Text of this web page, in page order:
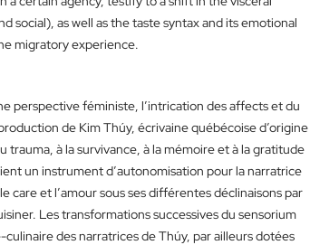
social), as well as the taste syntax and its emotional
migratory experience.
perspective féministe, l’intrication des affects et du
de Kim Thúy, écrivaine québécoise d’origine
trauma, à la survivance, à la mémoire et à la gratitude
un instrument d’autonomisation pour la narratrice
care et l’amour sous ses différentes déclinaisons par
Les transformations successives du sensorium
des narratrices de Thúy, par ailleurs dotées